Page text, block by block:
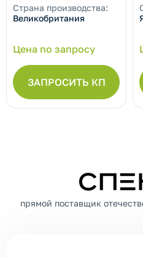
Страна производства:
Великобритания
Цена по запросу
ЗАПРОСИТЬ КП
прямой поставщик